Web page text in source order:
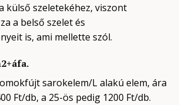
külső szeletekéhez, viszont
a belső szelet és
is, ami mellette szól.
sarokelem/L alakú elem, ára
Ft/db, a 25-ös pedig 1200 Ft/db.